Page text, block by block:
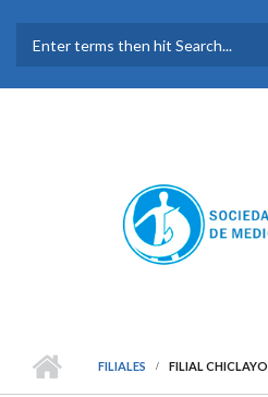
FORMULARIO DE
BÚSQUEDA
FILIALES FILIAL CHICLAYO